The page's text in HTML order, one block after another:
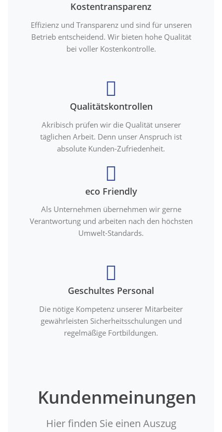
Kostentransparenz
Effizienz und Transparenz und sind für unseren
Betrieb entscheidend. Wir bieten hohe Qualität
bei voller Kostenkontrolle.
Qualitätskontrollen
Akribisch prüfen wir die Qualität unserer
täglichen Arbeit. Denn unser Anspruch ist
absolute Kunden-Zufriedenheit.
eco Friendly
Als Unternehmen übernehmen wir gerne
Verantwortung und arbeiten nach den höchsten
Umwelt-Standards.
Geschultes Personal
Die nötige Kompetenz unserer Mitarbeiter
gewährleisten Sicherheitsschulungen und
regelmäßige Fortbildungen.
Kundenmeinungen
Hier finden Sie einen Auszug